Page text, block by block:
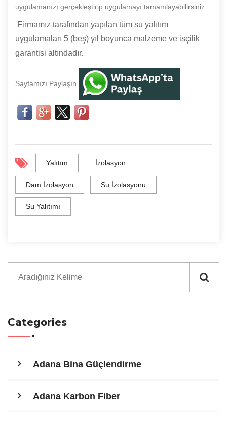
uygulamanızı gerçekleştirip uygulamayı tamamlayabilirsiniz.
Firmamız tarafından yapılan tüm su yalıtım
uygulamaları 5 (beş) yıl boyunca malzeme ve isçilik
garantisi altındadır.
Sayfamızı Paylaşın
Yalıtım İzolasyon
Dam İzolasyon Su İzolasyonu
Su Yalıtımı
Categories
Adana Bina Güçlendirme
Adana Karbon Fiber